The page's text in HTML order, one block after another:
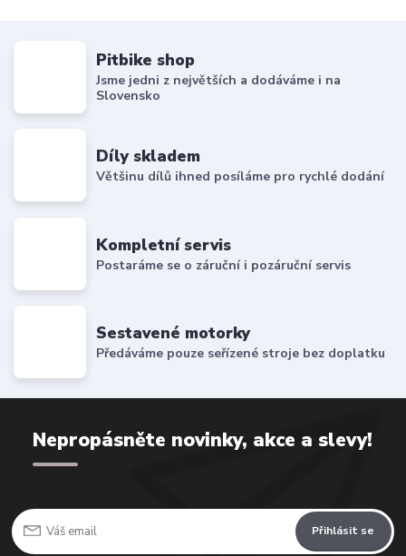
Pitbike shop
Jsme jedni z největších a dodáváme i na
Slovensko
Díly skladem
Většinu dílů ihned posíláme pro rychlé dodání
Kompletní servis
Postaráme se o záruční i pozáruční servis
Sestavené motorky
Předáváme pouze seřízené stroje bez doplatku
Nepropásněte novinky, akce a slevy!
Přihlásit se